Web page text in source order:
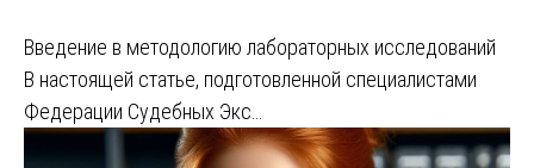
Введение в методологию лабораторных исследований
В настоящей статье, подготовленной специалистами
Федерации Судебных Экс…